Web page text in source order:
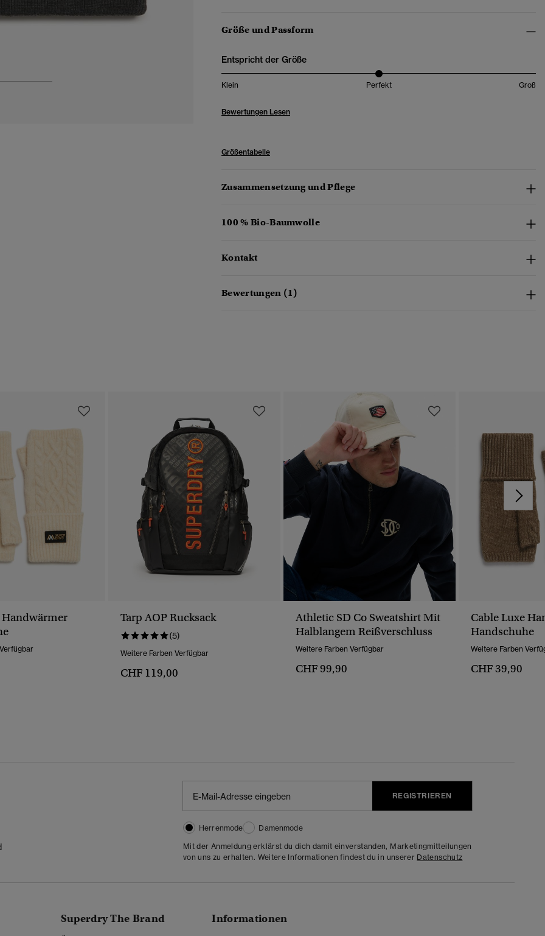
Größe und Passform
Entspricht der Größe
Klein Perfekt Groß
Bewertungen Lesen
Größentabelle
Zusammensetzung und Pflege
100 % Bio-Baumwolle
Kontakt
Bewertungen (1)
Handwärmer
Tarp AOP Rucksack
(5)
Weitere Farben Verfügbar
CHF 119,00
Athletic SD Co Sweatshirt Mit
Halblangem Reißverschluss
Weitere Farben Verfügbar
CHF 99,90
Cable Luxe
Handschuhe
Weitere Farben
CHF 39,90
REGISTRIEREN
Herrenmode
Damenmode
Mit der Anmeldung erklärst du dich damit einverstanden, Marketingmitteilungen
von uns zu erhalten. Weitere Informationen findest du in unserer Datenschutz
Superdry The Brand Informationen